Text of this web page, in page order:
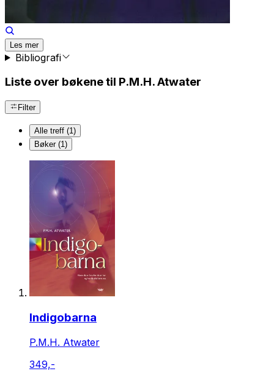
Les mer
Bibliografi
Liste over bøkene til P.M.H. Atwater
Filter
Alle treff (1)
Bøker (1)
Indigobarna
P.M.H. Atwater
349,-